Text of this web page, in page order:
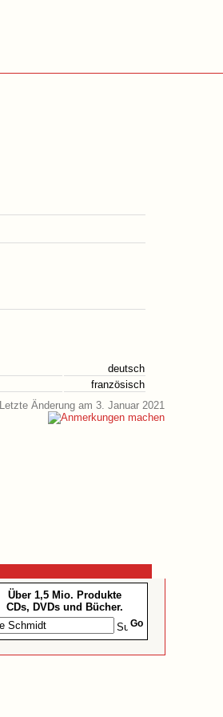
deutsch
französisch
Letzte Änderung am 3. Januar 2021
Über 1,5 Mio. Produkte
CDs, DVDs und Bücher.
Go